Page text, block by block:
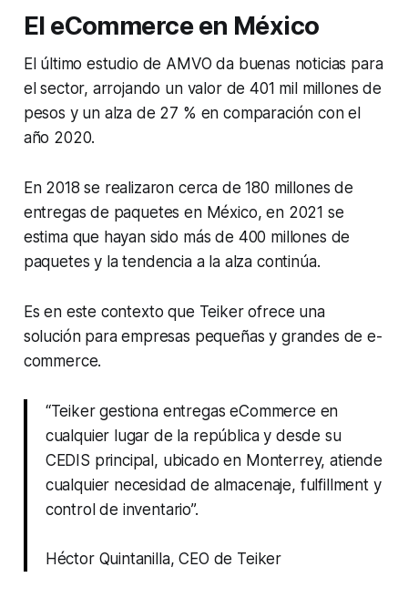
El eCommerce en México
El último estudio de AMVO da buenas noticias para
el sector, arrojando un valor de 401 mil millones de
pesos y un alza de 27 % en comparación con el
año 2020.
En 2018 se realizaron cerca de 180 millones de
entregas de paquetes en México, en 2021 se
estima que hayan sido más de 400 millones de
paquetes y la tendencia a la alza continúa.
Es en este contexto que Teiker ofrece una
solución para empresas pequeñas y grandes de e-
commerce.
“Teiker gestiona entregas eCommerce en
cualquier lugar de la república y desde su
CEDIS principal, ubicado en Monterrey, atiende
cualquier necesidad de almacenaje, fulfillment y
control de inventario”.
Héctor Quintanilla, CEO de Teiker